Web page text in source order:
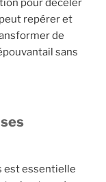
pour déceler
repérer et
de
sans
est essentielle